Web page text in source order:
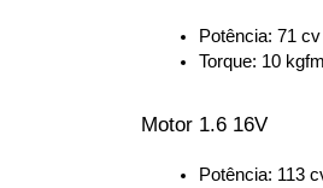
Potência: 71
Torque: 10
Motor 1.6 16V
Potência: 113